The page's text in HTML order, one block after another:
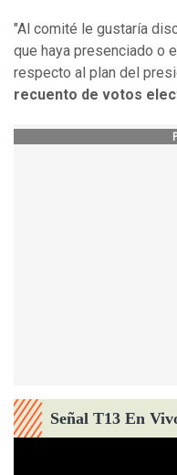
"Al comité le gustaría
que haya presenciado o
respecto al plan del
recuento de votos
Señal T13 En